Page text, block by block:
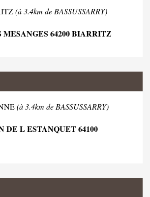
(à 3.4km de BASSUSSARRY)
MESANGES 64200 BIARRITZ
(à 3.4km de BASSUSSARRY)
DE L ESTANQUET 64100